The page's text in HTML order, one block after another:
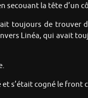
secouant la tête d’un
toujours de trouver
Linéa, qui avait
s’était cogné le front